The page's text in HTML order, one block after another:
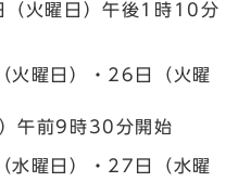
火曜日）午後1時10分
火曜日）・26日（火曜
午前9時30分開始
水曜日）・27日（水曜